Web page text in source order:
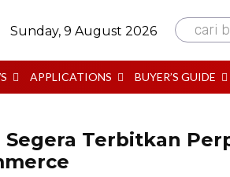
Sunday, 9 August 2026 cari
APPLICATIONS BUYER’S GUIDE
Terbitkan